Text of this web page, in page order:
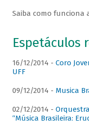
Saiba como funciona
Espetáculos
16/12/2014 - Coro
UFF
09/12/2014 - Musica
02/12/2014 -
“Música Brasileira: